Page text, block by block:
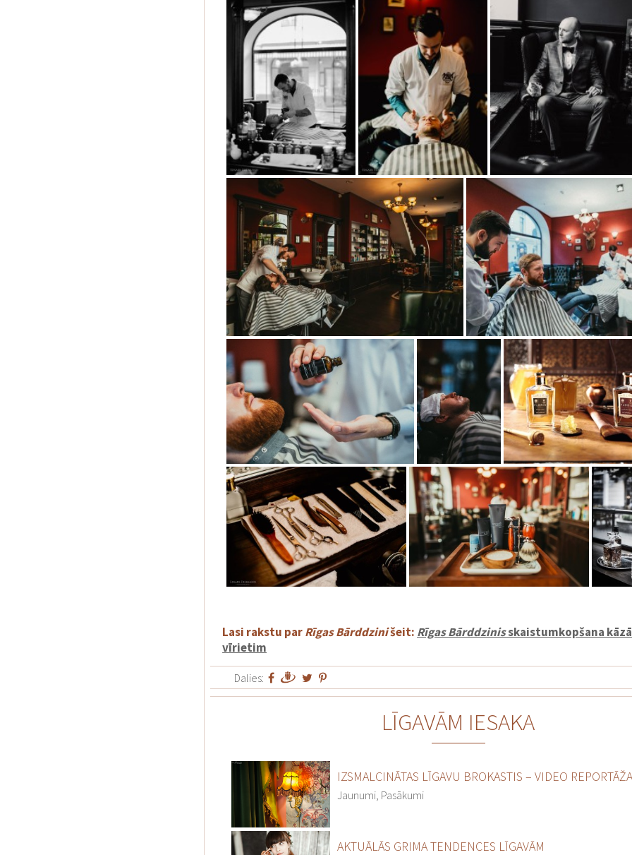
Lasi rakstu parRīgas Bārddzinišeit: Rīgas Bārddzinisskaistumkopšana
vīrietim
Dalies:
LĪGAVĀM IESAKA
IZSMALCINĀTAS LĪGAVU BROKASTIS – VIDEO
Jaunumi, Pasākumi
AKTUĀLĀS GRIMA TENDENCES LĪGAVĀM